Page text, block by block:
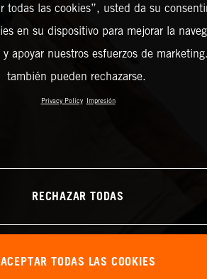
todas las cookies”, usted da su
en su dispositivo para mejorar la
apoyar nuestros esfuerzos de
también pueden rechazarse.
Privacy Policy Impresión
RECHAZAR TODAS
ACEPTAR TODAS LAS COOKIES